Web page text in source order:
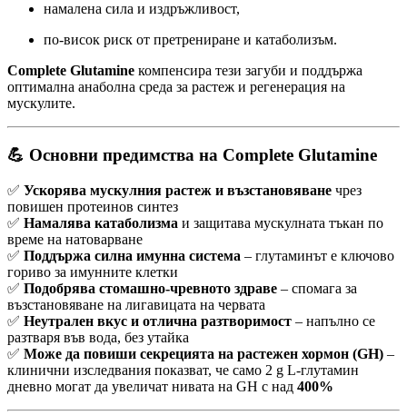
намалена сила и издръжливост,
по-висок риск от претрениране и катаболизъм.
Complete Glutamine компенсира тези загуби и поддържа
оптимална анаболна среда за растеж и регенерация на
мускулите.
💪 Основни предимства на Complete Glutamine
✅ Ускорява мускулния растеж и възстановяване чрез
повишен протеинов синтез
✅ Намалява катаболизма и защитава мускулната тъкан по
време на натоварване
✅ Поддържа силна имунна система – глутаминът е ключово
гориво за имунните клетки
✅ Подобрява стомашно-чревното здраве – спомага за
възстановяване на лигавицата на червата
✅ Неутрален вкус и отлична разтворимост – напълно се
разтваря във вода, без утайка
✅ Може да повиши секрецията на растежен хормон (GH) –
клинични изследвания показват, че само 2 g L-глутамин
дневно могат да увеличат нивата на GH с над 400%